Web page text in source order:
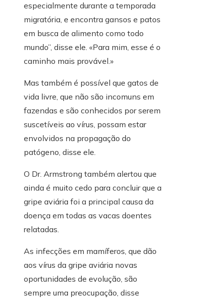
especialmente durante a temporada
migratória, e encontra gansos e patos
em busca de alimento como todo
mundo”, disse ele. «Para mim, esse é o
caminho mais provável.»
Mas também é possível que gatos de
vida livre, que não são incomuns em
fazendas e são conhecidos por serem
suscetíveis ao vírus, possam estar
envolvidos na propagação do
patógeno, disse ele.
O Dr. Armstrong também alertou que
ainda é muito cedo para concluir que a
gripe aviária foi a principal causa da
doença em todas as vacas doentes
relatadas.
As infecções em mamíferos, que dão
aos vírus da gripe aviária novas
oportunidades de evolução, são
sempre uma preocupação, disse